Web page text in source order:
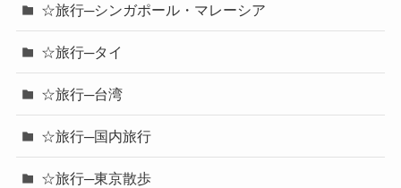
☆旅行─シンガポール・マレーシア
☆旅行─タイ
☆旅行─台湾
☆旅行─国内旅行
☆旅行─東京散歩